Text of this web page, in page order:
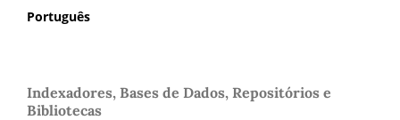
Português
Indexadores, Bases de Dados, Repositórios e
Bibliotecas